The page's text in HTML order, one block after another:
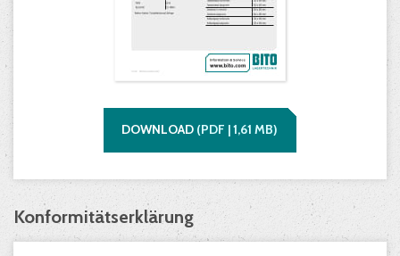
DOWNLOAD (PDF |1,61 MB)
Konformitätserklärung